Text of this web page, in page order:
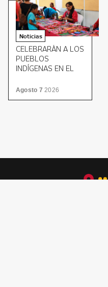
Noticias
CELEBRARÁN A LOS
PUEBLOS
INDÍGENAS EN EL
CULTURAS
Agosto 72026